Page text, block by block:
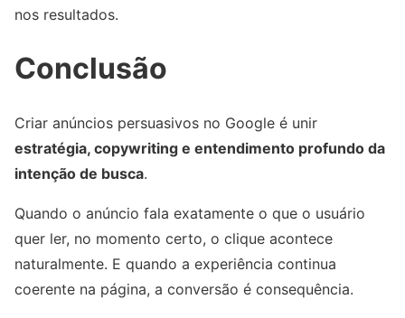
nos resultados.
Conclusão
Criar anúncios persuasivos no Google é unir
estratégia, copywriting e entendimento profundo da
intenção de busca.
Quando o anúncio fala exatamente o que o usuário
quer ler, no momento certo, o clique acontece
naturalmente. E quando a experiência continua
coerente na página, a conversão é consequência.